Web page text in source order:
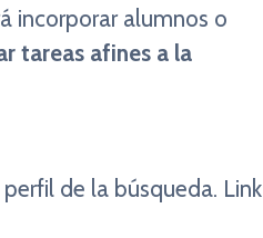
incorporar alumnos o
tareas afines a la
de la búsqueda. Link